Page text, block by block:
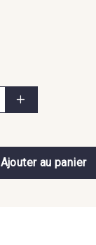
Ajouter au panier